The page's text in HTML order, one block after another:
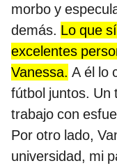
morbo y
demás. Lo que
excelentes
Vanessa. A él lo
fútbol juntos. Un
trabajo con
Por otro lado,
universidad, mi